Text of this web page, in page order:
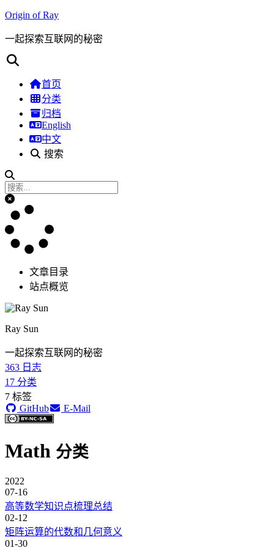
Origin of Ray
一起探索互联网的秘密
首页
分类
归档
English
中文
搜索
文章目录
站点概览
Ray Sun
一起探索互联网的秘密
363 日志
17 分类
7 标签
GitHub
E-Mail
Math 分类
2022
07-16
高等数学知识点梳理总结
02-12
矩阵运算的代数和几何意义
01-30